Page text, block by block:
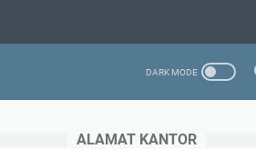
ALAMAT KANTOR